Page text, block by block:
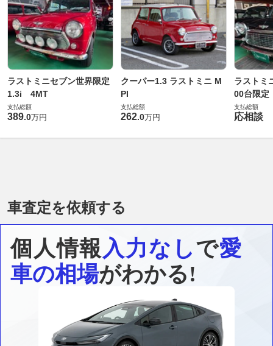
ラストミニセブン世界限定
1.3i 4MT
支払総額
389.0万円
クーパー1.3 ラストミニ M
PI
支払総額
262.0万円
ラストミ
00台限
支払総額
応相談
車査定を依頼する
個人情報入力なしで愛
車の相場がわかる!